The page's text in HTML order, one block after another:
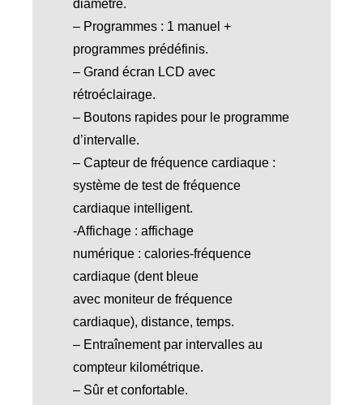
diamètre.
– Programmes : 1 manuel +
programmes prédéfinis.
– Grand écran LCD avec
rétroéclairage.
– Boutons rapides pour le programme
d’intervalle.
– Capteur de fréquence cardiaque :
système de test de fréquence
cardiaque intelligent.
-Affichage : affichage
numérique : calories-fréquence
cardiaque (dent bleue
avec moniteur de fréquence
cardiaque), distance, temps.
– Entraînement par intervalles au
compteur kilométrique.
– Sûr et confortable.